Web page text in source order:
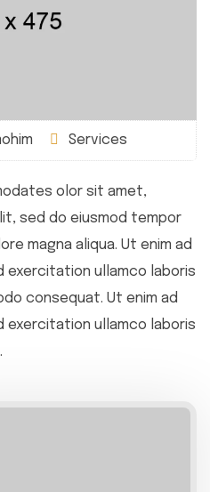
Services
olor sit amet,
sed do eiusmod tempor
magna aliqua. Ut enim ad
exercitation ullamco laboris
consequat. Ut enim ad
exercitation ullamco laboris